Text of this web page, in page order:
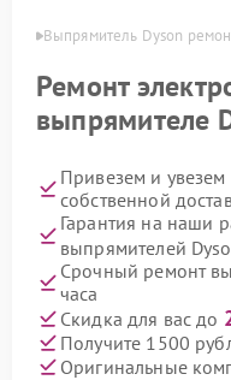
Выпрямитель Dyson
Ремонт
выпрямителе
Привезем и
собственной
Гарантия на наши
выпрямителей
Срочный ремонт
часа
Скидка для вас до
Получите 1500
Оригинальные